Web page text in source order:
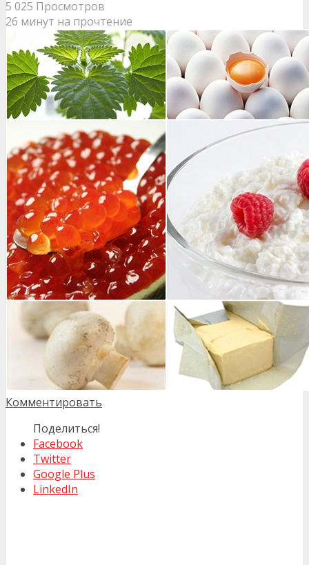
5 025 Просмотров
26 минут на прочтение
Комментировать
Поделиться!
Facebook
Twitter
Google Plus
LinkedIn